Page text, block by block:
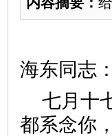
海东同志：
七月十
都系念你